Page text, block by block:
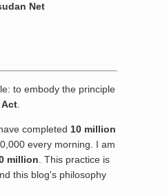
Net
to embody the principle
completed 10 million
every morning. I am
million . This practice is
this blog's philosophy